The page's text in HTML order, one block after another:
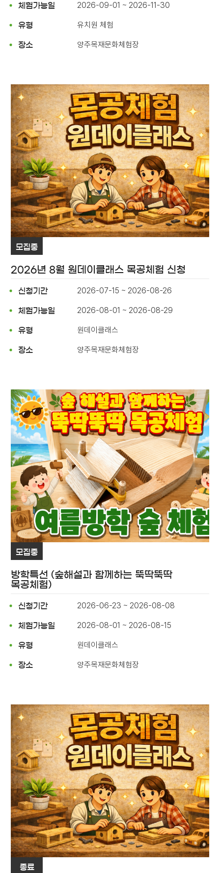
체험가능일 2026-09-01 ~ 2026-11-30
유형 유치원 체험
장소 양주목재문화체험장
모집중
2026년 8월 원데이클래스 목공체험 신청
신청기간 2026-07-15 ~ 2026-08-26
체험가능일 2026-08-01 ~ 2026-08-29
유형 원데이클래스
장소 양주목재문화체험장
모집중
방학특선 (숲해설과 함께하는 뚝딱뚝딱
목공체험)
신청기간 2026-06-23 ~ 2026-08-08
체험가능일 2026-08-01 ~ 2026-08-15
유형 원데이클래스
장소 양주목재문화체험장
종료